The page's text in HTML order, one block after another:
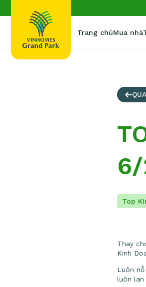
Trang chủMua nhà
Top
Thay
Kinh
Luôn
luôn lan